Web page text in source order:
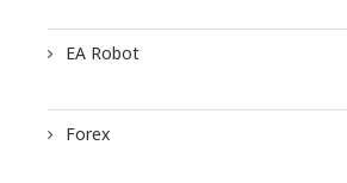
EA Robot
Forex